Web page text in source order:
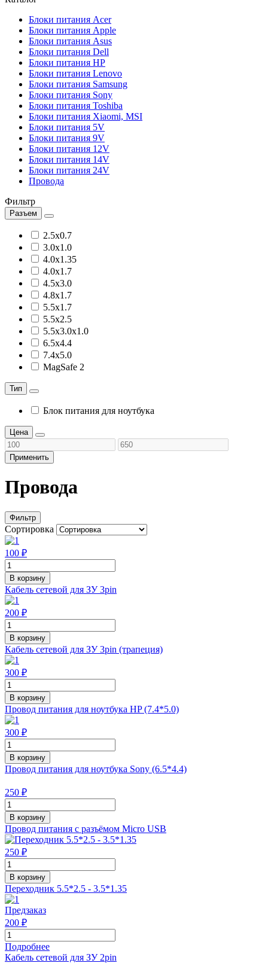
Блоки питания Acer
Блоки питания Apple
Блоки питания Asus
Блоки питания Dell
Блоки питания HP
Блоки питания Lenovo
Блоки питания Samsung
Блоки питания Sony
Блоки питания Toshiba
Блоки питания Xiaomi, MSI
Блоки питания 5V
Блоки питания 9V
Блоки питания 12V
Блоки питания 14V
Блоки питания 24V
Провода
Фильтр
Разъем
2.5x0.7
3.0x1.0
4.0x1.35
4.0x1.7
4.5x3.0
4.8x1.7
5.5x1.7
5.5x2.5
5.5x3.0x1.0
6.5x4.4
7.4x5.0
MagSafe 2
Тип
Блок питания для ноутбука
Цена
Применить
Провода
Фильтр
Сортировка
100 ₽
В корзину
Кабель cетевой для ЗУ 3pin
200 ₽
В корзину
Кабель cетевой для ЗУ 3pin (трапеция)
300 ₽
В корзину
Провод питания для ноутбука HP (7.4*5.0)
300 ₽
В корзину
Провод питания для ноутбука Sony (6.5*4.4)
250 ₽
В корзину
Провод питания с разъёмом Micro USB
250 ₽
В корзину
Переходник 5.5*2.5 - 3.5*1.35
Предзаказ
200 ₽
Подробнее
Кабель cетевой для ЗУ 2pin